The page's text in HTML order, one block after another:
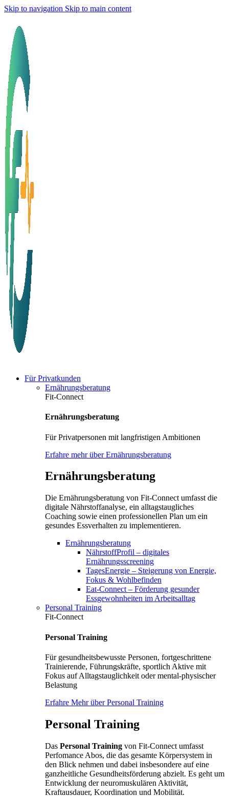
Skip to navigation Skip to main content
Für Privatkunden
Ernährungsberatung
Fit-Connect
Ernährungsberatung
Für Privatpersonen mit langfristigen Ambitionen
Erfahre mehr über Ernährungsberatung
Ernährungsberatung
Die Ernährungsberatung von Fit-Connect umfasst die
digitale Nährstoffanalyse, ein alltagstaugliches
Coaching sowie einen professionellen Plan um ein
gesundes Essverhalten zu implementieren.
Ernährungsberatung
NährstoffProfil – digitales
Ernährungsscreening
TagesEnergie – Steigerung von Energie,
Fokus & Wohlbefinden
Eat-Connect – Förderung gesunder
Essgewohnheiten im Arbeitsalltag
Personal Training
Fit-Connect
Personal Training
Für gesundheitsbewusste Personen, fortgeschrittene
Trainierende, Führungskräfte, sportlich Aktive mit
Fokus auf Alltagstauglichkeit oder mental-physischer
Belastung
Erfahre Mehr über Personal Training
Personal Training
Das Personal Training von Fit-Connect umfasst
Perfomance Abos, die das gesamte Körpersystem in
den Blick nehmen und dabei insbesondere auf eine
ganzheitliche Gesundheitsförderung abzielt. Es geht um
Entwicklung der neuromuskulären Aktivität,
Kraftausdauer, Koordination und Mobilität.